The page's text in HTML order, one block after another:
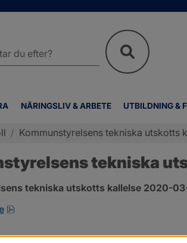
NÄRINGSLIV & ARBETE UTBILDNING &
/ Kommunstyrelsens tekniska utskotts
tekniska
tekniska utskotts kallelse 2020-
pdf, öppnas i nytt fönster.